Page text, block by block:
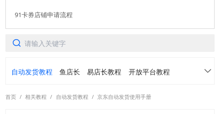
91卡券店铺申请流程
自动发货教程 鱼店长 易店长教程 开放平台教程
91卡券仓库 转转免费领 常见问题
首页 / 相关教程 / 自动发货教程 / 京东自动发货使用手册